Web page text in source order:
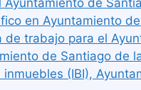
en Ayuntamiento
de trabajo para el
de Santiago de
(IBI),